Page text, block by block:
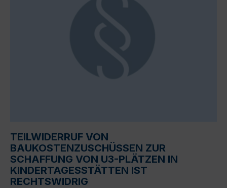
TEILWIDERRUF VON
BAUKOSTENZUSCHÜSSEN ZUR
SCHAFFUNG VON U3-PLÄTZEN IN
KINDERTAGESSTÄTTEN IST
RECHTSWIDRIG